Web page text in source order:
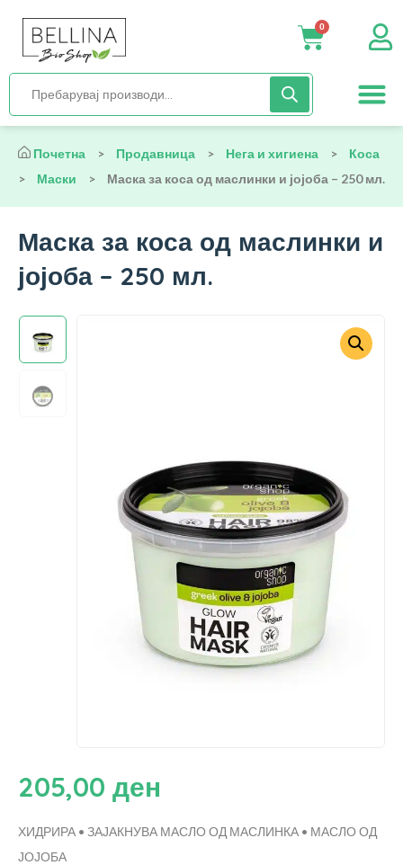
0
Почетна > Продавница > Нега и хигиена >
Коса
>
Маски > Маска за коса од маслинки и јојоба – 250 мл.
Маска за коса од маслинки и
јојоба – 250 мл.
205,00 ден
ХИДРИРА • ЗАЈАКНУВА МАСЛО ОД МАСЛИНКА • МАСЛО ОД
ЈОЈОБА